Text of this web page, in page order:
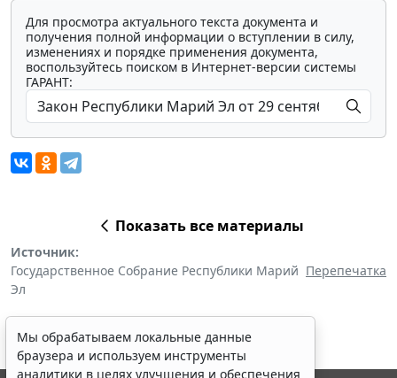
Для просмотра актуального текста документа и
получения полной информации о вступлении в силу,
изменениях и порядке применения документа,
воспользуйтесь поиском в Интернет-версии системы
ГАРАНТ:
Показать все материалы
Источник:
Государственное Собрание Республики Марий
Эл
Перепечатка
Мы обрабатываем локальные данные
браузера и используем инструменты
аналитики в целях улучшения и обеспечения